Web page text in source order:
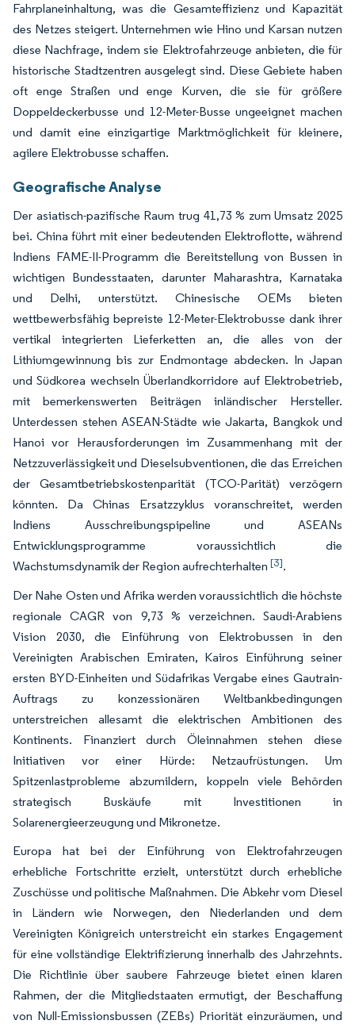
Fahrplaneinhaltung, was die Gesamteffizienz und Kapazität
des Netzes steigert. Unternehmen wie Hino und Karsan nutzen
diese Nachfrage, indem sie Elektrofahrzeuge anbieten, die für
historische Stadtzentren ausgelegt sind. Diese Gebiete haben
oft enge Straßen und enge Kurven, die sie für größere
Doppeldeckerbusse und 12-Meter-Busse ungeeignet machen
und damit eine einzigartige Marktmöglichkeit für kleinere,
agilere Elektrobusse schaffen.
Geografische Analyse
Der asiatisch-pazifische Raum trug 41,73 % zum Umsatz 2025
bei. China führt mit einer bedeutenden Elektroflotte, während
Indiens FAME-II-Programm die Bereitstellung von Bussen in
wichtigen Bundesstaaten, darunter Maharashtra, Karnataka
und Delhi, unterstützt. Chinesische OEMs bieten
wettbewerbsfähig bepreiste 12-Meter-Elektrobusse dank ihrer
vertikal integrierten Lieferketten an, die alles von der
Lithiumgewinnung bis zur Endmontage abdecken. In Japan
und Südkorea wechseln Überlandkorridore auf Elektrobetrieb,
mit bemerkenswerten Beiträgen inländischer Hersteller.
Unterdessen stehen ASEAN-Städte wie Jakarta, Bangkok und
Hanoi vor Herausforderungen im Zusammenhang mit der
Netzzuverlässigkeit und Dieselsubventionen, die das Erreichen
der Gesamtbetriebskostenparität (TCO-Parität) verzögern
könnten. Da Chinas Ersatzzyklus voranschreitet, werden
Indiens Ausschreibungspipeline und ASEANs
Entwicklungsprogramme voraussichtlich die
Wachstumsdynamik der Region aufrechterhalten [3].
Der Nahe Osten und Afrika werden voraussichtlich die höchste
regionale CAGR von 9,73 % verzeichnen. Saudi-Arabiens
Vision 2030, die Einführung von Elektrobussen in den
Vereinigten Arabischen Emiraten, Kairos Einführung seiner
ersten BYD-Einheiten und Südafrikas Vergabe eines Gautrain-
Auftrags zu konzessionären Weltbankbedingungen
unterstreichen allesamt die elektrischen Ambitionen des
Kontinents. Finanziert durch Öleinnahmen stehen diese
Initiativen vor einer Hürde: Netzaufrüstungen. Um
Spitzenlastprobleme abzumildern, koppeln viele Behörden
strategisch Buskäufe mit Investitionen in
Solarenergieerzeugung und Mikronetze.
Europa hat bei der Einführung von Elektrofahrzeugen
erhebliche Fortschritte erzielt, unterstützt durch erhebliche
Zuschüsse und politische Maßnahmen. Die Abkehr vom Diesel
in Ländern wie Norwegen, den Niederlanden und dem
Vereinigten Königreich unterstreicht ein starkes Engagement
für eine vollständige Elektrifizierung innerhalb des Jahrzehnts.
Die Richtlinie über saubere Fahrzeuge bietet einen klaren
Rahmen, der die Mitgliedstaaten ermutigt, der Beschaffung
von Null-Emissionsbussen (ZEBs) Priorität einzuräumen, und